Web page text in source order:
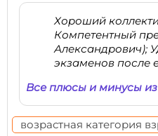
Хороший
Компетентный
Александрович);
экзаменов после
Все плюсы и минусы
возрастная категория